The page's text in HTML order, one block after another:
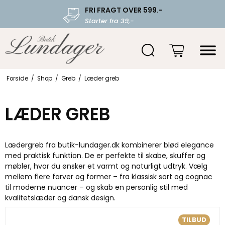
FRI FRAGT OVER 599.-
Starter fra 39,-
Forside / Shop / Greb / Læder greb
LÆDER GREB
Lædergreb fra butik-lundager.dk kombinerer blød elegance
med praktisk funktion. De er perfekte til skabe, skuffer og
møbler, hvor du ønsker et varmt og naturligt udtryk. Vælg
mellem flere farver og former – fra klassisk sort og cognac
til moderne nuancer – og skab en personlig stil med
kvalitetslæder og dansk design.
TILBUD